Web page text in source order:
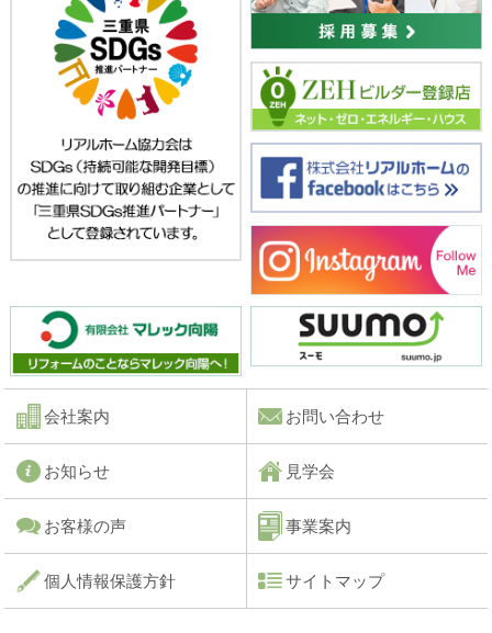
会社案内 お問い合わせ
お知らせ 見学会
お客様の声 事業案内
個人情報保護方針 サイトマップ